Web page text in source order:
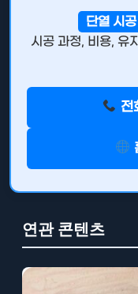
단열 시
시공 과정, 비용, 유
연관 콘텐츠